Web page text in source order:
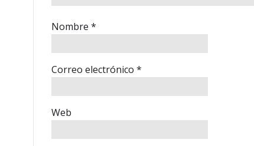
Nombre *
Correo electrónico *
Web